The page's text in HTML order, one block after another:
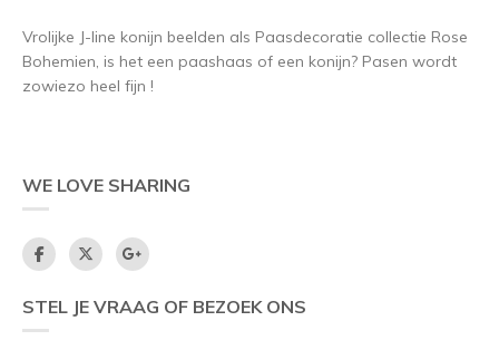
Vrolijke J-line konijn beelden als Paasdecoratie collectie Rose
Bohemien, is het een paashaas of een konijn? Pasen wordt
zowiezo heel fijn !
WE LOVE SHARING
STEL JE VRAAG OF BEZOEK ONS